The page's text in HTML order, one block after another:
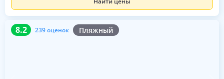
8.2 239 оценок Пляжный
8.2 239 оценок